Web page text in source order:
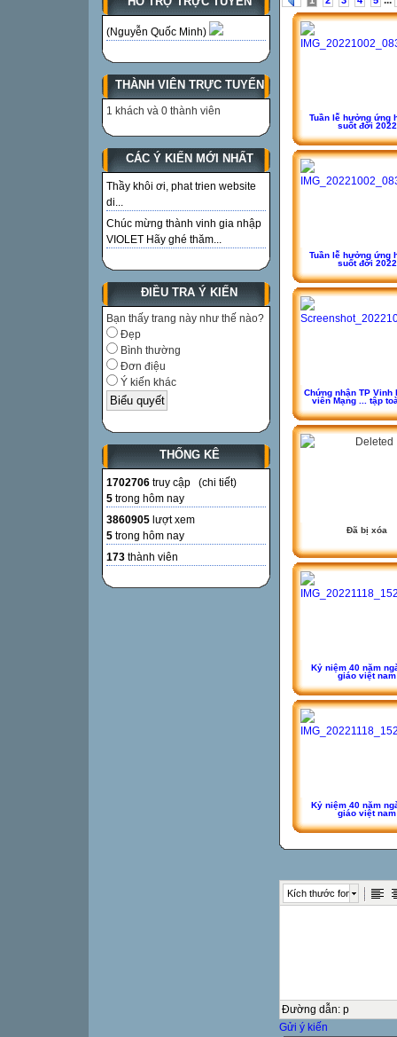
(Nguyễn Quốc Minh)
THÀNH VIÊN TRỰC TUYẾN
1 khách và 0 thành viên
CÁC Ý KIẾN MỚI NHẤT
Thầy khôi ơi, phat trien website
di...
Chúc mừng thành vinh gia nhập
VIOLET Hãy ghé thăm...
ĐIỀU TRA Ý KIẾN
Bạn thấy trang này như thế nào?
Đẹp
Bình thường
Đơn điệu
Ý kiến khác
THỐNG KÊ
1702706 truy cập (chi tiết)
5 trong hôm nay
3860905 lượt xem
5 trong hôm nay
173 thành viên
Tuần lễ hưởng ứng
suốt đời 2022
Tuần lễ hưởng ứng
suốt đời 2022
Chứng nhận TP Vinh
viên Mạng ... tập
Đã bị xóa
Kỷ niệm 40 năm
giáo việt nam
Kỷ niệm 40 năm
giáo việt nam
Kích thước font
Đường dẫn: p
Gửi ý kiến